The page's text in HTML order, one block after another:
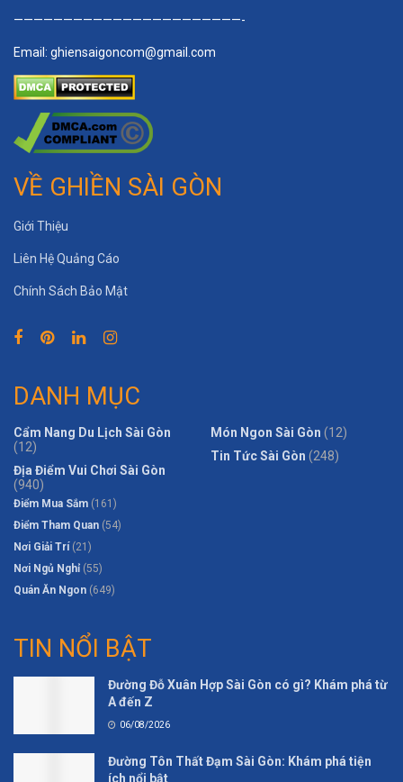
———————————————————————-
Email: ghiensaigoncom@gmail.com
VỀ GHIỀN SÀI GÒN
Giới Thiệu
Liên Hệ Quảng Cáo
Chính Sách Bảo Mật
DANH MỤC
Cẩm Nang Du Lịch Sài Gòn
(12)
Địa Điểm Vui Chơi Sài Gòn
(940)
Điểm Mua Sắm (161)
Điểm Tham Quan (54)
Nơi Giải Trí(21)
Nơi Ngủ Nghỉ (55)
Quán Ăn Ngon (649)
Món Ngon Sài Gòn (12)
Tin Tức Sài Gòn (248)
TIN NỔI BẬT
Đường Đỗ Xuân Hợp Sài Gòn có gì? Khám phá từ
A đến Z
06/08/2026
Đường Tôn Thất Đạm Sài Gòn: Khám phá tiện
ích nổi bật